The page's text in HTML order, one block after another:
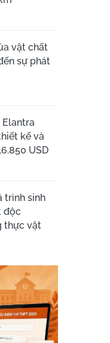
vật chất
sự phát
Elantra
kế và
USD
trình sinh
độc
thực vật